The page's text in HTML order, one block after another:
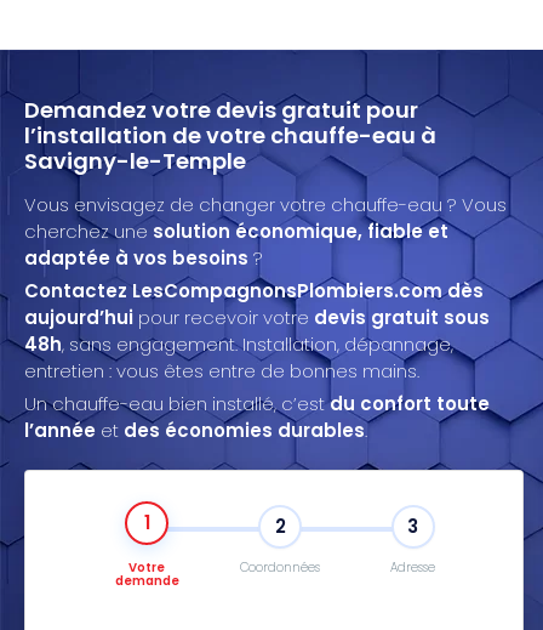
Demandez votre devis gratuit pour
l’installation de votre chauffe-eau à
Savigny-le-Temple
Vous envisagez de changer votre chauffe-eau ? Vous
cherchez une solution économique, fiable et
adaptée à vos besoins ?
Contactez LesCompagnonsPlombiers.com dès
aujourd’hui pour recevoir votre devis gratuit sous
48h, sans engagement. Installation, dépannage,
entretien : vous êtes entre de bonnes mains.
Un chauffe-eau bien installé, c’estdu confort toute
l’année et des économies durables.
1
Votre
demande
2
Coordonnées
3
Adresse